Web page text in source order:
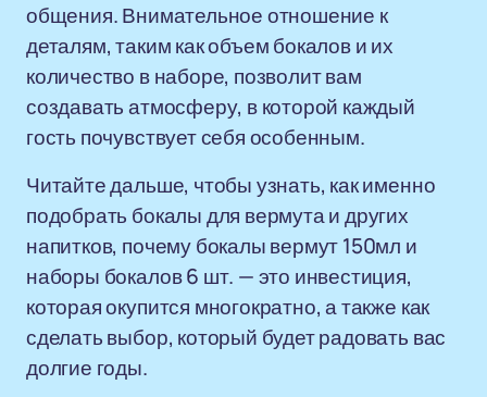
общения. Внимательное отношение к
деталям, таким как объем бокалов и их
количество в наборе, позволит вам
создавать атмосферу, в которой каждый
гость почувствует себя особенным.
Читайте дальше, чтобы узнать, как именно
подобрать бокалы для вермута и других
напитков, почему бокалы вермут 150мл и
наборы бокалов 6 шт. — это инвестиция,
которая окупится многократно, а также как
сделать выбор, который будет радовать вас
долгие годы.